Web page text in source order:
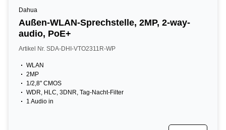
Dahua
Außen-WLAN-Sprechstelle, 2MP, 2-way-
audio, PoE+
Artikel Nr. SDA-DHI-VTO2311R-WP
WLAN
2MP
1/2,8" CMOS
WDR, HLC, 3DNR, Tag-Nacht-Filter
1 Audio in